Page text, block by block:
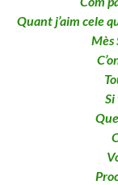
Quant j’aim cele
Mès
Si